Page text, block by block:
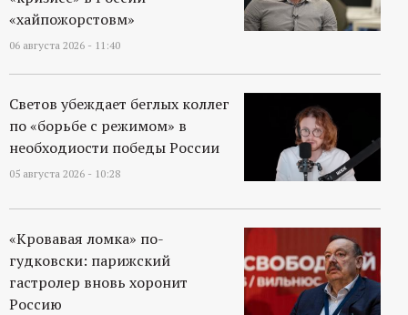
«хайпожорстовм»
06 августа 2026 - 11:40
Светов убеждает беглых коллег
по «борьбе с режимом» в
необходиости победы России
05 августа 2026 - 10:28
«Кровавая ломка» по-
гудковски: парижский
гастролер вновь хоронит
Россию